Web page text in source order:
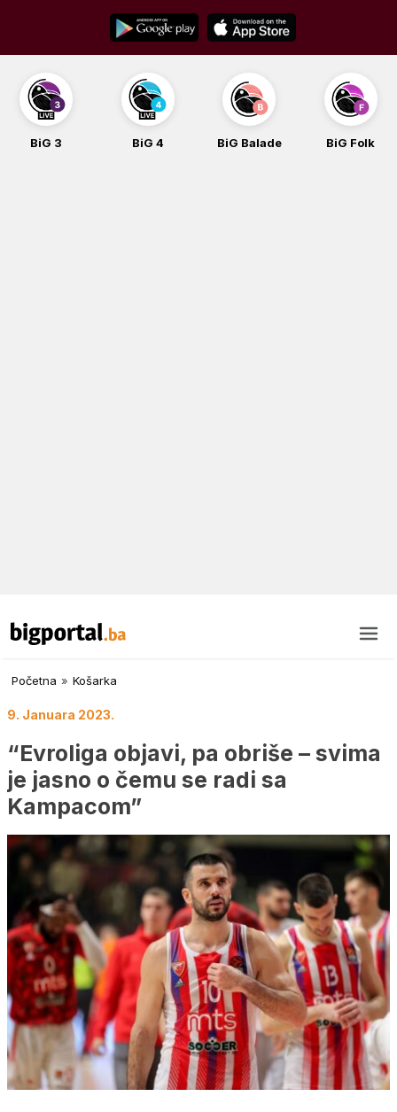
content
BiG 3 BiG 4 BiG Balade BiG Folk
Početna » Košarka
9. Januara 2023.
“Evroliga objavi, pa obriše – svima
je jasno o čemu se radi sa
Kampacom”